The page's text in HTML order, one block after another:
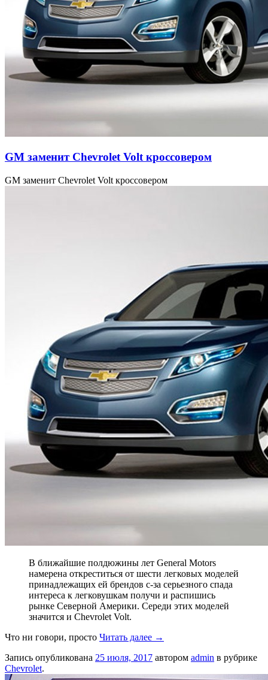
GM заменит Chevrolet Volt кроссовером
GM заменит Chevrolet Volt кроссовером
В ближайшие полдюжины лет General Motors
намерена откреститься от шести легковых моделей
принадлежащих ей брендов с-за серьезного спада
интереса к легковушкам получи и распишись
рынке Северной Америки. Середи этих моделей
значится и Chevrolet Volt.
Что ни говори, просто Читать далее →
Запись опубликована 25 июля, 2017 автором admin в рубрике
Chevrolet.